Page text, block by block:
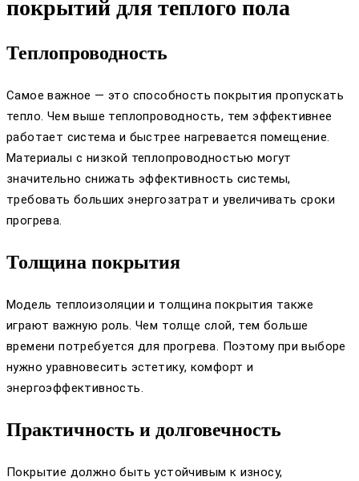
покрытий для теплого пола
Теплопроводность
Самое важное — это способность покрытия пропускать
тепло. Чем выше теплопроводность, тем эффективнее
работает система и быстрее нагревается помещение.
Материалы с низкой теплопроводностью могут
значительно снижать эффективность системы,
требовать больших энергозатрат и увеличивать сроки
прогрева.
Толщина покрытия
Модель теплоизоляции и толщина покрытия также
играют важную роль. Чем толще слой, тем больше
времени потребуется для прогрева. Поэтому при выборе
нужно уравновесить эстетику, комфорт и
энергоэффективность.
Практичность и долговечность
Покрытие должно быть устойчивым к износу,